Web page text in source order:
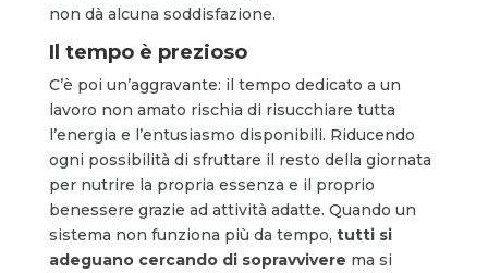
non dà alcuna soddisfazione.
Il tempo è prezioso
C’è poi un’aggravante: il tempo dedicato a un
lavoro non amato rischia di risucchiare tutta
l’energia e l’entusiasmo disponibili. Riducendo
ogni possibilità di sfruttare il resto della giornata
per nutrire la propria essenza e il proprio
benessere grazie ad attività adatte. Quando un
sistema non funziona più da tempo, tutti si
adeguano cercando di sopravvivere ma si